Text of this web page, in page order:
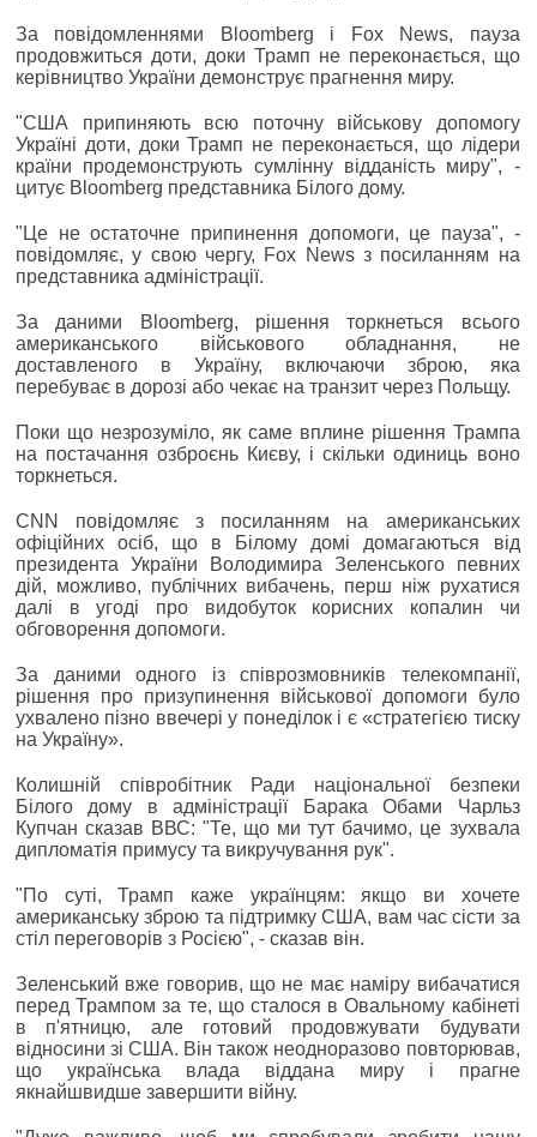
За повідомленнями Bloomberg і Fox News, пауза
продовжиться доти, доки Трамп не переконається, що
керівництво України демонструє прагнення миру.
"США припиняють всю поточну військову допомогу
Україні доти, доки Трамп не переконається, що лідери
країни продемонструють сумлінну відданість миру", -
цитує Bloomberg представника Білого дому.
"Це не остаточне припинення допомоги, це пауза", -
повідомляє, у свою чергу, Fox News з посиланням на
представника адміністрації.
За даними Bloomberg, рішення торкнеться всього
американського військового обладнання, не
доставленого в Україну, включаючи зброю, яка
перебуває в дорозі або чекає на транзит через Польщу.
Поки що незрозуміло, як саме вплине рішення Трампа
на постачання озброєнь Києву, і скільки одиниць воно
торкнеться.
CNN повідомляє з посиланням на американських
офіційних осіб, що в Білому домі домагаються від
президента України Володимира Зеленського певних
дій, можливо, публічних вибачень, перш ніж рухатися
далі в угоді про видобуток корисних копалин чи
обговорення допомоги.
За даними одного із співрозмовників телекомпанії,
рішення про призупинення військової допомоги було
ухвалено пізно ввечері у понеділок і є «стратегією тиску
на Україну».
Колишній співробітник Ради національної безпеки
Білого дому в адміністрації Барака Обами Чарльз
Купчан сказав ВВС: "Те, що ми тут бачимо, це зухвала
дипломатія примусу та викручування рук".
"По суті, Трамп каже українцям: якщо ви хочете
американську зброю та підтримку США, вам час сісти за
стіл переговорів з Росією", - сказав він.
Зеленський вже говорив, що не має наміру вибачатися
перед Трампом за те, що сталося в Овальному кабінеті
в п'ятницю, але готовий продовжувати будувати
відносини зі США. Він також неодноразово повторював,
що українська влада віддана миру і прагне
якнайшвидше завершити війну.